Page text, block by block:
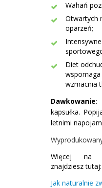
Wahań
Otwartych
oparzeń;
Diet
wspomaga
wzmacnia
Dawkowanie:
kapsułka.
letnimi
Więcej na
znajdziesz tutaj:
Jak naturalnie